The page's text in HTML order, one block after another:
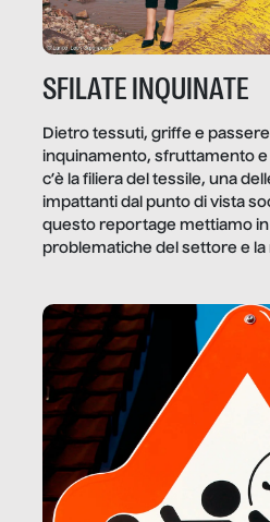
SFILATE INQUINATE
Dietro tessuti, griffe e
inquinamento, sfruttamento e
c’è la filiera del tessile, una
impattanti dal punto di vista
questo reportage mettiamo in
problematiche del settore e la